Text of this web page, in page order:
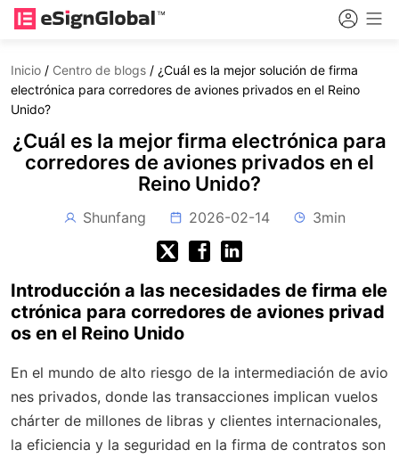
Inicio / Centro de blogs / ¿Cuál es la mejor solución de firma
electrónica para corredores de aviones privados en el Reino
Unido?
¿Cuál es la mejor firma electrónica para
corredores de aviones privados en el
Reino Unido?
Shunfang 2026-02-14 3min
Introducción a las necesidades de firma ele
ctrónica para corredores de aviones privad
os en el Reino Unido
En el mundo de alto riesgo de la intermediación de avio
nes privados, donde las transacciones implican vuelos
chárter de millones de libras y clientes internacionales,
la eficiencia y la seguridad en la firma de contratos son